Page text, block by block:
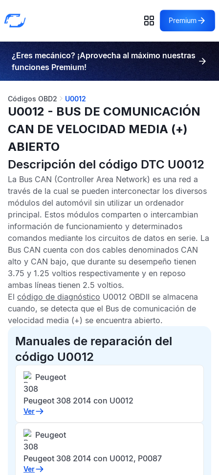
Premium
¿Eres mecánico? ¡Aprovecha al máximo nuestras
funciones Premium!
Códigos OBD2 U0012
U0012 - BUS DE COMUNICACIÓN
CAN DE VELOCIDAD MEDIA (+)
ABIERTO
Descripción del código DTC U0012
La Bus CAN (Controller Area Network) es una red a
través de la cual se pueden interconectar los diversos
módulos del automóvil sin utilizar un ordenador
principal. Estos módulos comparten o intercambian
información de funcionamiento y determinados
comandos mediante los circuitos de datos en serie. La
Bus CAN cuenta con dos cables denominados CAN
alto y CAN bajo, que durante su desempeño tienen
3.75 y 1.25 voltios respectivamente y en reposo
ambas líneas tienen 2.5 voltios.
El código de diagnóstico U0012 OBDII se almacena
cuando, se detecta que el Bus de comunicación de
velocidad media (+) se encuentra abierto.
Manuales de reparación del
código U0012
Peugeot
308
Peugeot 308 2014 con U0012
Ver
Peugeot
308
Peugeot 308 2014 con U0012, P0087
Ver